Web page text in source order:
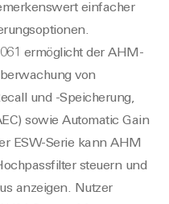
einfacher
ermöglicht der AHM-
von
und -Speicherung,
sowie Automatic Gain
ESW-Serie kann AHM
steuern und
anzeigen. Nutzer